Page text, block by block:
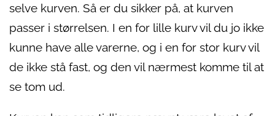
selve kurven. Så er du sikker på, at kurven
passer i størrelsen. I en for lille kurv vil du jo ikke
kunne have alle varerne, og i en for stor kurv vil
de ikke stå fast, og den vil nærmest komme til at
se tom ud.